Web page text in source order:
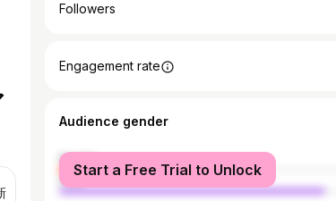
Followers
Engagement rate
Audience gender
female
male
Start a Free Trial to Unlock